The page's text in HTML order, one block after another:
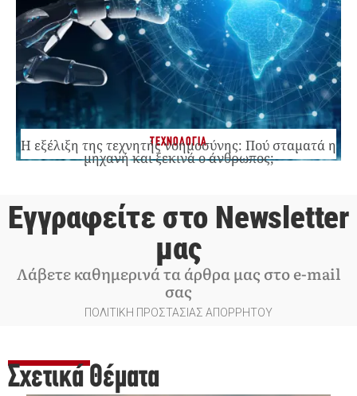
ΤΕΧΝΟΛΟΓΙΑ
Η εξέλιξη της τεχνητής νοημοσύνης: Πού σταματά η
μηχανή και ξεκινά ο άνθρωπος;
Εγγραφείτε στο Newsletter
μας
Λάβετε καθημερινά τα άρθρα μας στο e-mail
σας
ΠΟΛΙΤΙΚΗ ΠΡΟΣΤΑΣΙΑΣ ΑΠΟΡΡΗΤΟΥ
Σχετικά Θέματα